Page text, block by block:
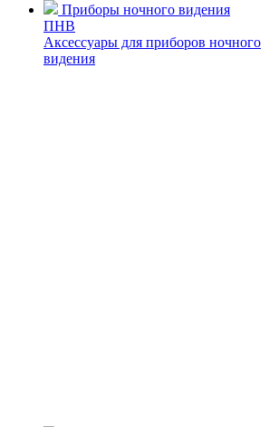
Приборы ночного видения
ПНВ
Аксессуары для приборов ночного
видения